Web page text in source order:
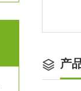
产